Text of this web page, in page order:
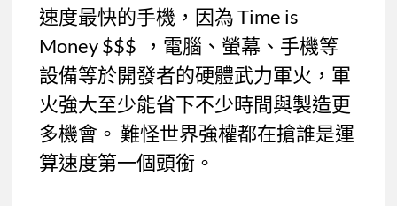
速度最快的手機，因為 Time is
Money $$$ ，電腦、螢幕、手機等
設備等於開發者的硬體武力軍火，軍
火強大至少能省下不少時間與製造更
多機會。 難怪世界強權都在搶誰是運
算速度第一個頭銜。